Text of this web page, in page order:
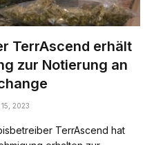
TerrAscend erhält
zur Notierung an
2023
TerrAscend hat